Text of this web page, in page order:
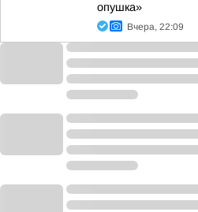
опушка»
Вчера, 22:09